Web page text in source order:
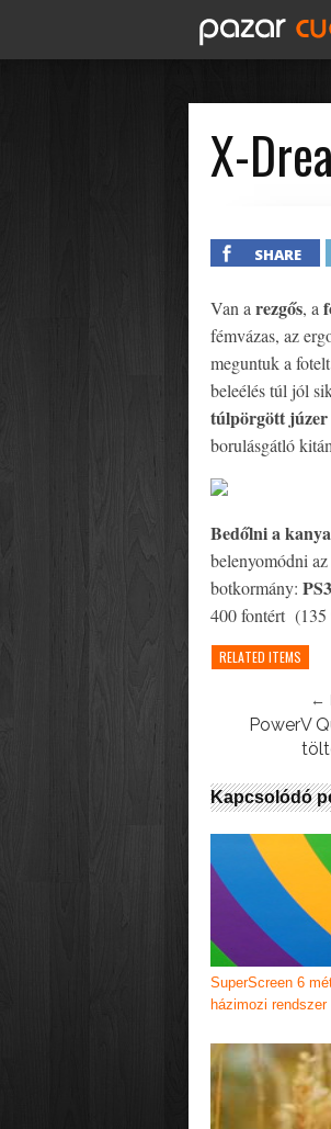
X-
SHARE
Van a rezgős, a
fémvázas, az
meguntuk a
beleélés túl jól
túlpörgött júzer
borulásgátló
Bedőlni a
belenyomódni
botkormány:
400 fontért (135
RELATED ITEMS
←
PowerV
Kapcsolódó
SuperScreen 6
házimozi rendszer